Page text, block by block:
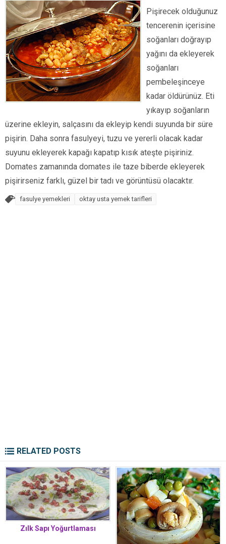
Pişirecek olduğunuz
tencerenin içerisine
soğanları doğrayıp
yağını da ekleyerek
soğanları
pembeleşinceye
kadar öldürünüz. Eti
yıkayıp soğanların
üzerine ekleyin, salçasını da ekleyip kendi suyunda bir süre
pişirin. Daha sonra fasulyeyi, tuzu ve yererli olacak kadar
suyunu ekleyerek kapağı kapatıp kısık ateşte pişiriniz.
Domates zamanında domates ile taze biberde ekleyerek
pişirirseniz farklı, güzel bir tadı ve görüntüsü olacaktır.
fasulye yemekleri oktay usta yemek tarifleri
RELATED POSTS
Zılk Sapı Yoğurtlaması